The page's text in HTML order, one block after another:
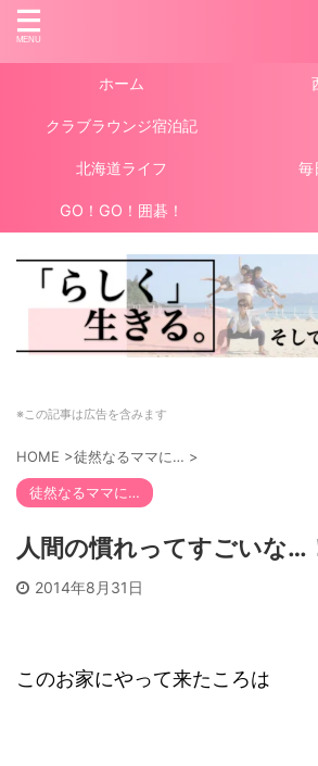
ホーム
クラブラウンジ宿泊記
北海道ライフ 毎
GO！GO！囲碁！
※この記事は広告を含みます
HOME >徒然なるママに… >
徒然なるママに…
人間の慣れってすごいな…
2014年8月31日
このお家にやって来たころは